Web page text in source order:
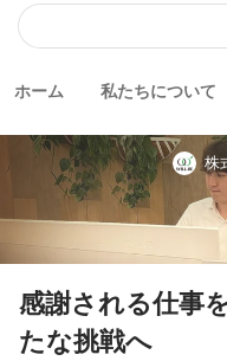
ホーム 私たちについて
株
感謝される仕事
たな挑戦へ